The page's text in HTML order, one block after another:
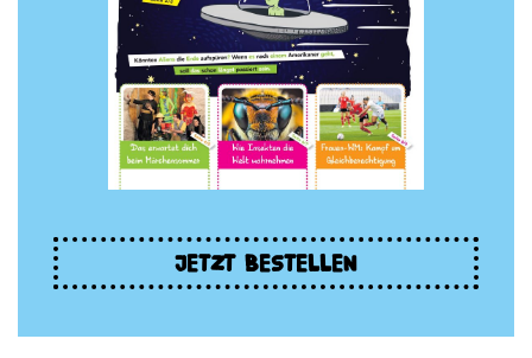
JETZT BESTELLEN